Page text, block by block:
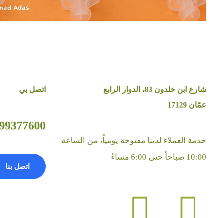
شارع ابن خلدون 83، الدوار الرابع
عمّان 17129
خدمة العملاء لدينا مفتوحة يومياً، من الساعة
10:00 صباحاً حتى 6:00 مساءً
اتصل بي
(962+)
اتصل بنا